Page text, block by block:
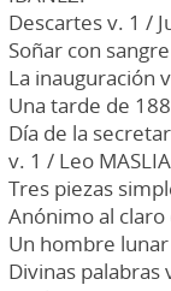
Descartes v. 1 /
Soñar con
La inauguración
Una tarde de
Día de la
v. 1 / Leo
Tres piezas
Anónimo al claro
Un hombre lunar
Divinas palabras